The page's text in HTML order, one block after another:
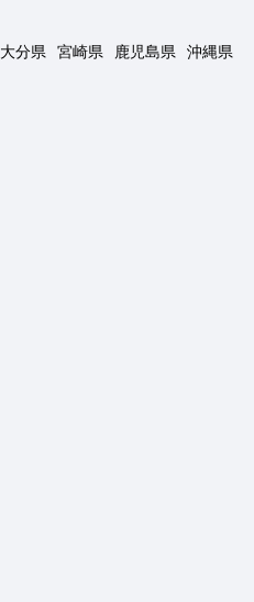
大分県 宮崎県 鹿児島県 沖縄県